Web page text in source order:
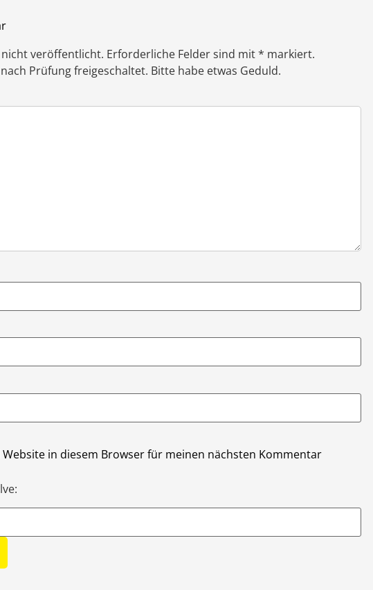
nicht veröffentlicht. Erforderliche Felder sind mit * markiert.
Prüfung freigeschaltet. Bitte habe etwas Geduld.
Website in diesem Browser für meinen nächsten Kommentar